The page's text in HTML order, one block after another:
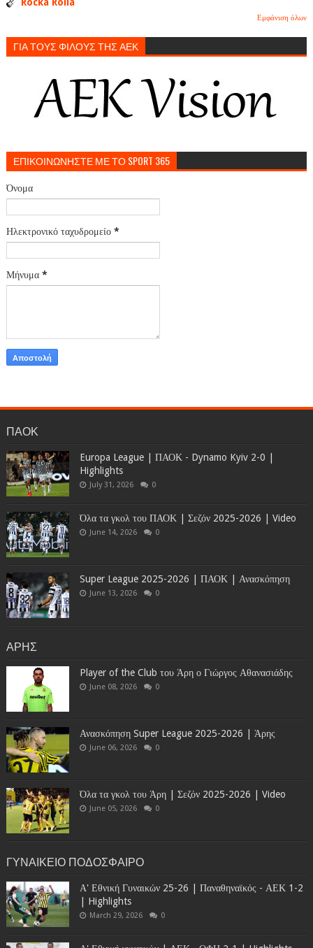
Εμφάνιση όλων
ΓΙΑ ΤΟΥΣ ΦΙΛΟΥΣ ΤΗΣ ΑΕΚ
ΕΠΙΚΟΙΝΩΝΗΣΤΕ ΜΕ ΤΟ SPORT 365
Όνομα
Ηλεκτρονικό ταχυδρομείο *
Μήνυμα *
ΠΑΟΚ
Europa League | ΠΑΟΚ - Dynamo Kyiv 2-0 |
Highlights
July 31, 2026 0
Όλα τα γκολ του ΠΑΟΚ | Σεζόν 2025-2026 | Video
June 14, 2026 0
Super League 2025-2026 | ΠΑΟΚ | Ανασκόπηση
June 13, 2026 0
ΑΡΗΣ
Player of the Club του Άρη ο Γιώργος Αθανασιάδης
June 08, 2026 0
Ανασκόπηση Super League 2025-2026 | Άρης
June 06, 2026 0
Όλα τα γκολ του Άρη | Σεζόν 2025-2026 | Video
June 05, 2026 0
ΓΥΝΑΙΚΕΙΟ ΠΟΔΟΣΦΑΙΡΟ
Α' Εθνική Γυναικών 25-26 | Παναθηναϊκός - ΑΕΚ 1-2
| Highlights
March 29, 2026 0